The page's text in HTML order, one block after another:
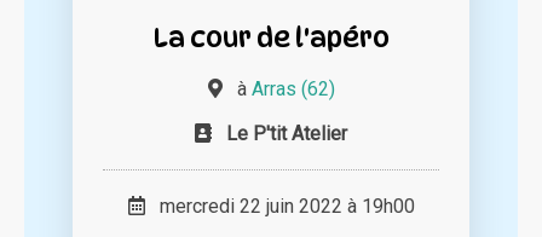
La cour de l'apéro
à Arras (62)
Le P'tit Atelier
mercredi 22 juin 2022 à 19h00